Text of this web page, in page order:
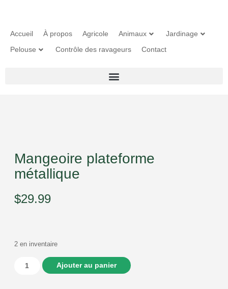
Accueil À propos Agricole Animaux
Jardinage
Pelouse
Contrôle des ravageurs Contact
Mangeoire plateforme
métallique
$29.99
2 en inventaire
Ajouter au panier